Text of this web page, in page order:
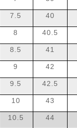
7.5 40
8 40.5
8.5 41
9 42
9.5 42.5
10 43
10.5 44